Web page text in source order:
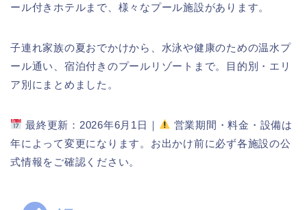
ール付きホテルまで、様々なプール施設があります。
子連れ家族の夏おでかけから、水泳や健康のための温水プ
ール通い、宿泊付きのプールリゾートまで。目的別・エリ
ア別にまとめました。
最終更新：2026年6月1日｜
営業期間・料金・設備は
年によって変更になります。お出かけ前に必ず各施設の公
式情報をご確認ください。